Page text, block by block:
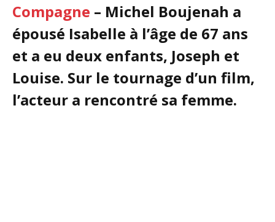
Compagne – Michel Boujenah a
épousé Isabelle à l’âge de 67 ans
et a eu deux enfants, Joseph et
Louise. Sur le tournage d’un film,
l’acteur a rencontré sa femme.